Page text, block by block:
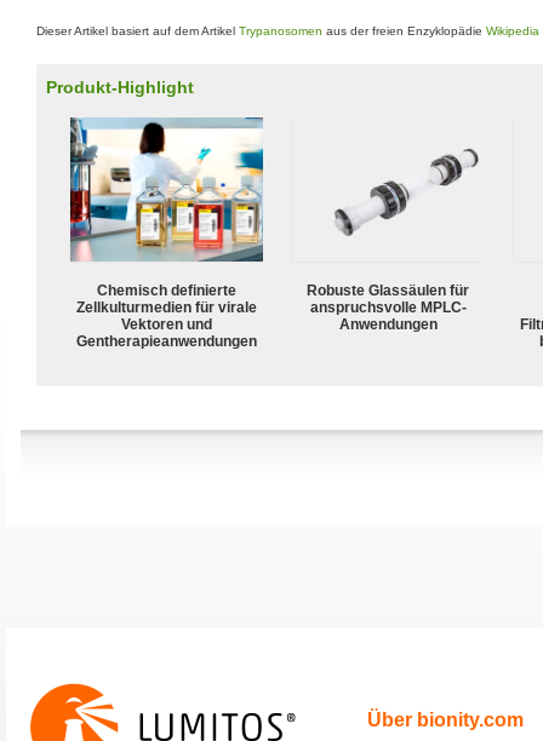
Dieser Artikel basiert auf dem Artikel Trypanosomen aus der freien Enzyklopädie Wikipedia
Produkt-Highlight
Chemisch definierte
Zellkulturmedien für virale
Vektoren und
Gentherapieanwendungen
Robuste Glassäulen für
anspruchsvolle MPLC-
Anwendungen
Über bionity.com